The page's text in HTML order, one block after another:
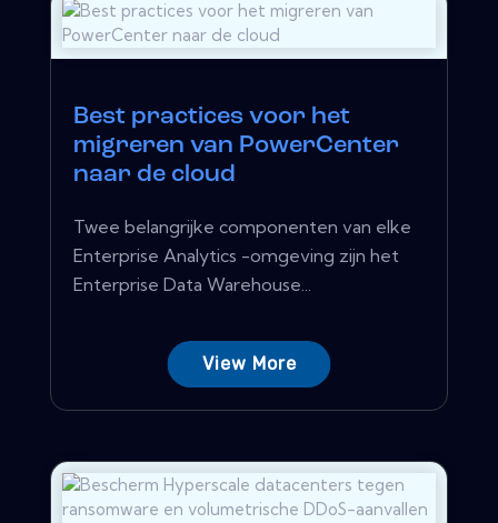
Best practices voor het
migreren van PowerCenter
naar de cloud
Twee belangrijke componenten van elke
Enterprise Analytics -omgeving zijn het
Enterprise Data Warehouse...
View More